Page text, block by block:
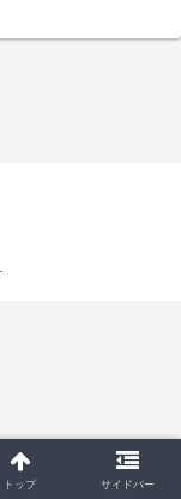
トップ サイドバー